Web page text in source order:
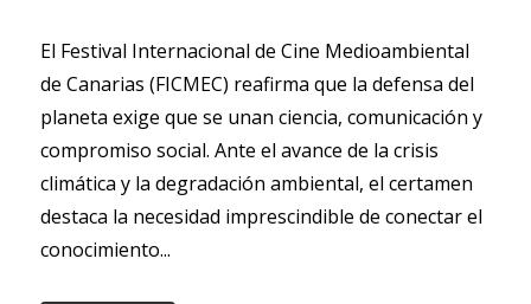
El Festival Internacional de Cine Medioambiental
de Canarias (FICMEC) reafirma que la defensa del
planeta exige que se unan ciencia, comunicación y
compromiso social. Ante el avance de la crisis
climática y la degradación ambiental, el certamen
destaca la necesidad imprescindible de conectar el
conocimiento...